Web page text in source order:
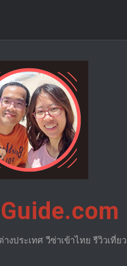
งประเทศ วีซ่าเข้าไทย รีวิวเที่ยว